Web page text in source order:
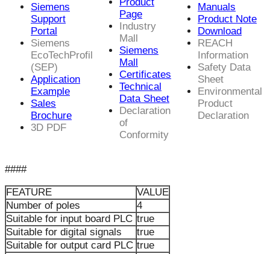
Siemens
Support
Portal
Siemens
EcoTechProfil
(SEP)
Application
Example
Sales
Brochure
3D PDF
Page
Industry
Mall
Siemens
Mall
Certificates
Technical
Data Sheet
Declaration
of
Conformity
Manuals
Product Note
Download
REACH
Information
Safety Data
Sheet
Environmental
Product
Declaration
####
FEATURE
VALUE
Number of poles
4
Suitable for input board PLC true
Suitable for digital signals
true
Suitable for output card PLC true